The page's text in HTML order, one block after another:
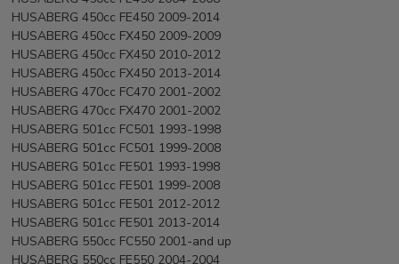
HUSABERG 450cc FE450 2009-2014
HUSABERG 450cc FX450 2009-2009
HUSABERG 450cc FX450 2010-2012
HUSABERG 450cc FX450 2013-2014
HUSABERG 470cc FC470 2001-2002
HUSABERG 470cc FX470 2001-2002
HUSABERG 501cc FC501 1993-1998
HUSABERG 501cc FC501 1999-2008
HUSABERG 501cc FE501 1993-1998
HUSABERG 501cc FE501 1999-2008
HUSABERG 501cc FE501 2012-2012
HUSABERG 501cc FE501 2013-2014
HUSABERG 550cc FC550 2001-and up
HUSABERG 550cc FE550 2004-2004